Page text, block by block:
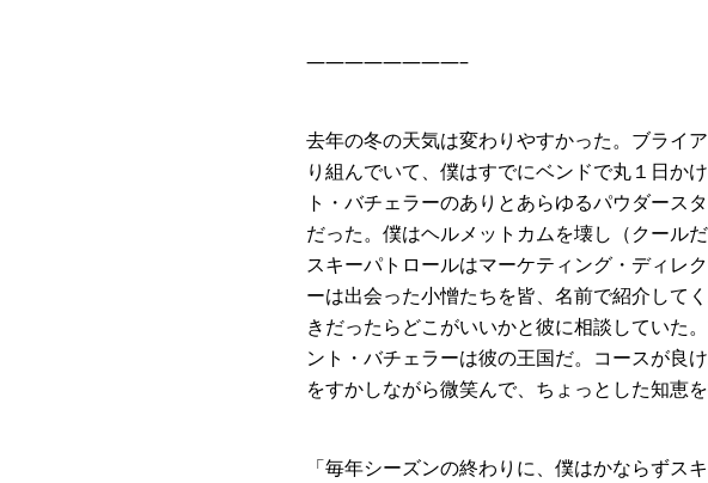
————————–
去年の冬の天気は変わりやすかった。ブライ
り組んでいて、僕はすでにベンドで丸１日か
ト・バチェラーのありとあらゆるパウダース
だった。僕はヘルメットカムを壊し（クール
スキーパトロールはマーケティング・ディレ
ーは出会った小憎たちを皆、名前で紹介して
きだったらどこがいいかと彼に相談していた
ント・バチェラーは彼の王国だ。コースが良
をすかしながら微笑んで、ちょっとした知恵
「毎年シーズンの終わりに、僕はかならず